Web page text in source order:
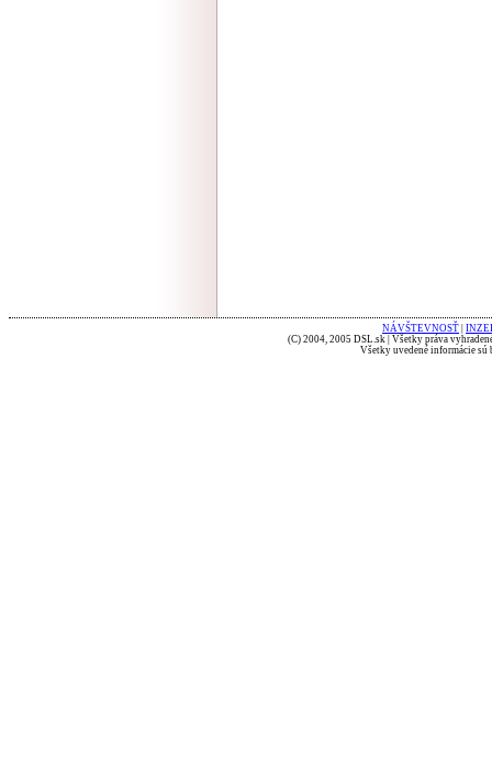
NÁVŠTEVNOSŤ
(C) 2004, 2005 DSL.sk | Všetky práva
Všetky uvedené informácie sú